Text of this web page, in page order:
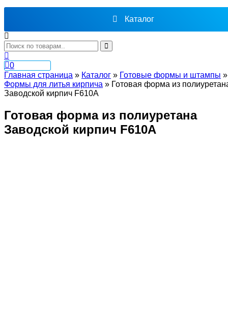
Каталог
0
Главная страница » Каталог » Готовые формы и штампы »
Формы для литья кирпича » Готовая форма из
Заводской кирпич F610A
Готовая форма из полиуретана
Заводской кирпич F610A